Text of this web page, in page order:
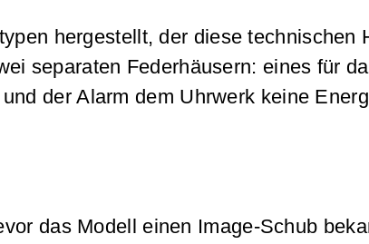
hergestellt, der diese technischen
separaten Federhäusern: eines für
der Alarm dem Uhrwerk keine
das Modell einen Image-Schub